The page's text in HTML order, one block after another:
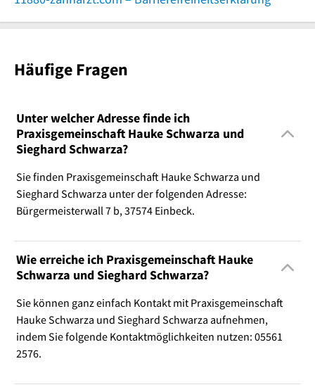
Häufige Fragen
Unter welcher Adresse finde ich
Praxisgemeinschaft Hauke Schwarza und
Sieghard Schwarza?
Sie finden Praxisgemeinschaft Hauke Schwarza und
Sieghard Schwarza unter der folgenden Adresse:
Bürgermeisterwall 7 b, 37574 Einbeck.
Wie erreiche ich Praxisgemeinschaft Hauke
Schwarza und Sieghard Schwarza?
Sie können ganz einfach Kontakt mit Praxisgemeinschaft
Hauke Schwarza und Sieghard Schwarza aufnehmen,
indem Sie folgende Kontaktmöglichkeiten nutzen: 05561
2576.